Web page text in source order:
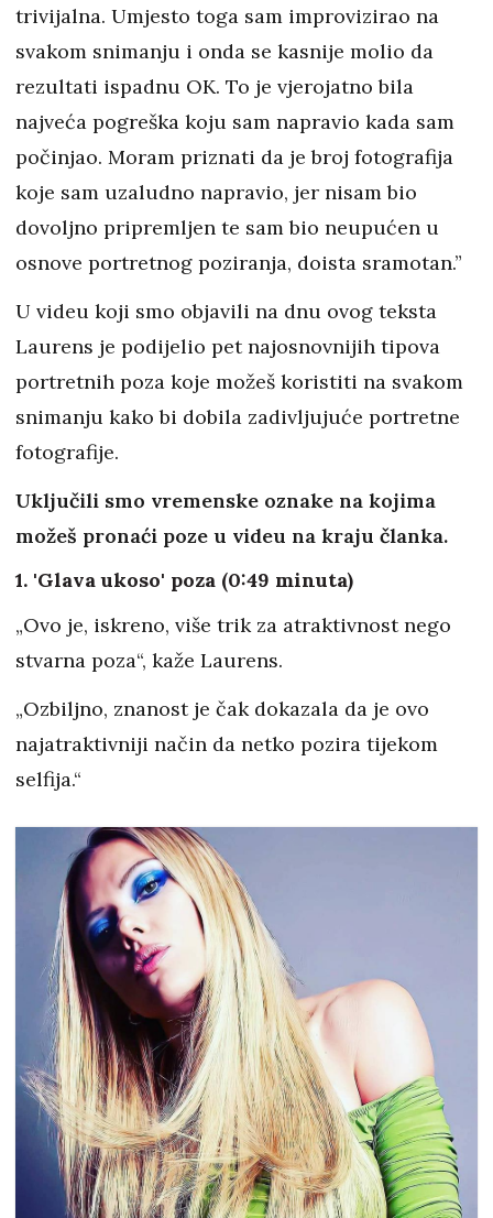
trivijalna. Umjesto toga sam improvizirao na
svakom snimanju i onda se kasnije molio da
rezultati ispadnu OK. To je vjerojatno bila
najveća pogreška koju sam napravio kada sam
počinjao. Moram priznati da je broj fotografija
koje sam uzaludno napravio, jer nisam bio
dovoljno pripremljen te sam bio neupućen u
osnove portretnog poziranja, doista sramotan.”
U videu koji smo objavili na dnu ovog teksta
Laurens je podijelio pet najosnovnijih tipova
portretnih poza koje možeš koristiti na svakom
snimanju kako bi dobila zadivljujuće portretne
fotografije.
Uključili smo vremenske oznake na kojima
možeš pronaći poze u videu na kraju članka.
1. 'Glava ukoso' poza (0:49 minuta)
„Ovo je, iskreno, više trik za atraktivnost nego
stvarna poza“, kaže Laurens.
„Ozbiljno, znanost je čak dokazala da je ovo
najatraktivniji način da netko pozira tijekom
selfija.“